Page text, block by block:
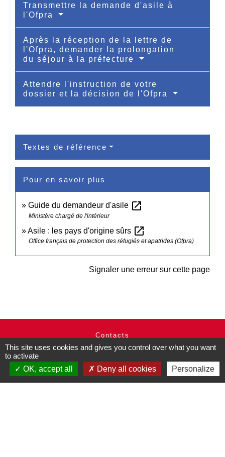
Transmettre la demande d'asile à
l'Ofpra
Après la réception de la lettre de
l'Ofpra, demander la prolongation
du séjour à la préfecture
Attendre l'instruction de votre
dossier et la décision de l'Ofpra
Textes de référence
Pour en savoir plus
Guide du demandeur d'asile open_in_new
Ministère chargé de l'intérieur
Asile : les pays d'origine sûrs open_in_new
Office français de protection des réfugiés et apatrides (Ofpra)
Signaler une erreur sur cette page
Contacts
Commune de Pullay
27130 Pullay - FRANCE
+33 2 32 32 18 58
This site uses cookies and gives you control over what you want
to activate
OK, accept all
Deny all cookies Personalize